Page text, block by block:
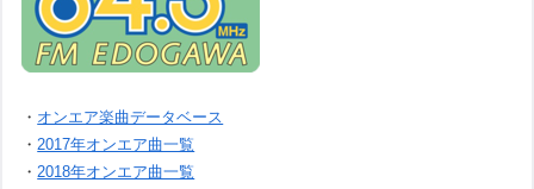
・ オンエア楽曲データベース
・2017年オンエア曲一覧
・2018年オンエア曲一覧